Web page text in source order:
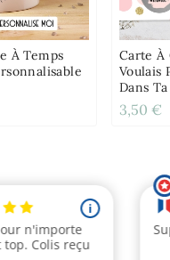
À Temps
Carte À
Voulais
Dans
Originale
3,50 €